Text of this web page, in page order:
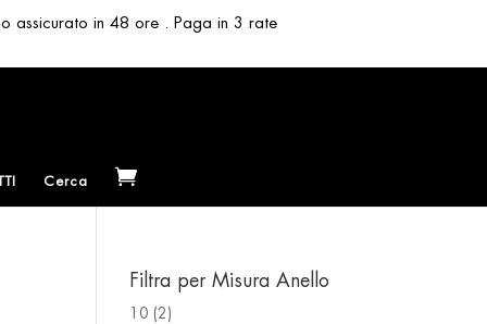
Cerca
Filtra per Misura Anello
10 (2)
assicurato in 48 ore . Paga in 3 rate